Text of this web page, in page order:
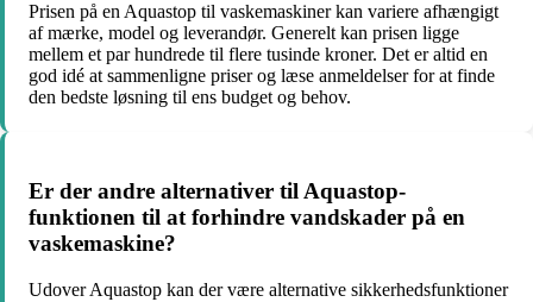
Prisen på en Aquastop til vaskemaskiner kan variere afhængigt
af mærke, model og leverandør. Generelt kan prisen ligge
mellem et par hundrede til flere tusinde kroner. Det er altid en
god idé at sammenligne priser og læse anmeldelser for at finde
den bedste løsning til ens budget og behov.
Er der andre alternativer til Aquastop-
funktionen til at forhindre vandskader på en
vaskemaskine?
Udover Aquastop kan der være alternative sikkerhedsfunktioner